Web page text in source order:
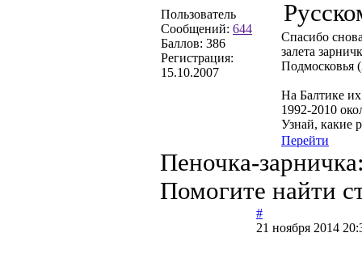
Пользователь
Сообщений: 644
Баллов: 386
Регистрация:
15.10.2007
Спасибо
залета
Подмосковья
На Балтике
1992-2010
Узнай, какие
Перейти
Пеночка-
Помогите найти
#
21 ноября 2014